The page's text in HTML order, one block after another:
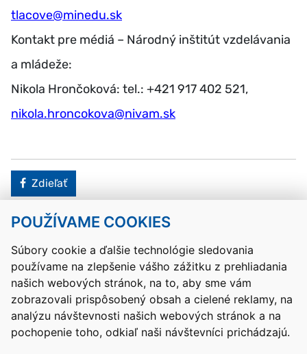
POUŽÍVAME COOKIES
Súbory cookie a ďalšie technológie sledovania
používame na zlepšenie vášho zážitku z prehliadania
našich webových stránok, na to, aby sme vám
zobrazovali prispôsobený obsah a cielené reklamy, na
analýzu návštevnosti našich webových stránok a na
pochopenie toho, odkiaľ naši návštevníci prichádzajú.
tlacove@minedu.sk
Kontakt pre médiá – Národný inštitút vzdelávania
a mládeže:
Nikola Hrončoková: tel.: +421 917 402 521,
nikola.hroncokova@nivam.sk
Facebook
Zdieľať
Kontakty Mapa stránky RSS
Vyhlásenie o prístupnosti
Nastavenia cookies
Prevádzkovateľom služby je Ministerstvo školstva, výskumu,
vývoja a mládeže Slovenskej republiky.